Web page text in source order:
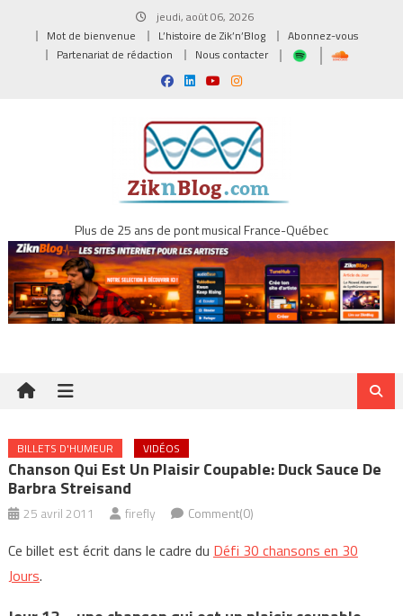
jeudi, août 06, 2026
Mot de bienvenue
L’histoire de Zik’n’Blog
Abonnez-vous
Partenariat de rédaction
Nous contacter
Plus de 25 ans de pont musical France-Québec
BILLETS D'HUMEUR VIDÉOS
Chanson Qui Est Un Plaisir Coupable: Duck Sauce De
Barbra Streisand
25 avril 2011 firefly Comment(0)
Ce billet est écrit dans le cadre du Défi 30 chansons en 30
Jours.